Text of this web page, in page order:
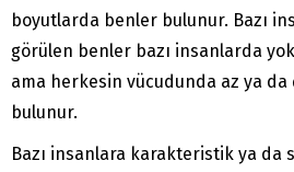
boyutlarda benler bulunur. Bazı
görülen benler bazı insanlarda
ama herkesin vücudunda az ya
bulunur.
Bazı insanlara karakteristik ya da